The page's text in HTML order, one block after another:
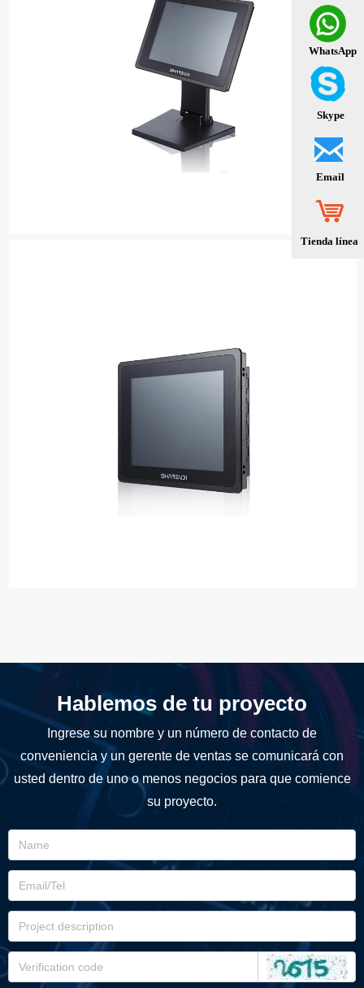
Hablemos de tu proyecto
Ingrese su nombre y un número de contacto de
conveniencia y un gerente de ventas se comunicará con
usted dentro de uno o menos negocios para que comience
su proyecto.
WhatsApp
Skype
Email
Tienda línea